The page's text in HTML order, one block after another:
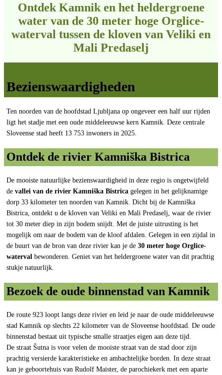
Ontdek Kamnik en het heldergroene
water van de 30 meter hoge Orglice-
waterval tussen de kloven van Veliki en
Mali Predaselj
Bezienswaardigheden
Ten noorden van de hoofdstad Ljubljana op ongeveer een half uur rijden
ligt het stadje met een oude middeleeuwse kern Kamnik. Deze centrale
Sloveense stad heeft 13 753 inwoners in 2025.
Ontdek de rivier Kamniška Bistrica
De mooiste natuurlijke bezienswaardigheid in deze regio is ongetwijfeld
de vallei van de rivier Kamniška Bistrica gelegen in het gelijknamige
dorp 33 kilometer ten noorden van Kamnik. Dicht bij de Kamniška
Bistrica, ontdekt u de kloven van Veliki en Mali Predaselj, waar de rivier
tot 30 meter diep in zijn bodem snijdt. Met de juiste uitrusting is het
mogelijk om naar de bodem van de kloof afdalen. Gelegen in een zijdal in
de buurt van de bron van deze rivier kan je de 30 meter hoge Orglice-
waterval bewonderen. Geniet van het heldergroene water van dit prachtig
stukje natuurlijk.
Bezoek de oude binnenstad van Kamnik
De route 923 loopt langs deze rivier en leid je naar de oude middeleeuwse
stad Kamnik op slechts 22 kilometer van de Sloveense hoofdstad. De oude
binnenstad bestaat uit typische smalle straatjes eigen aan deze tijd.
De straat Šutna is voor velen de mooiste straat van de stad door zijn
prachtig versierde karakteristieke en ambachtelijke borden. In deze straat
kan je geboortehuis van Rudolf Maister, de parochiekerk met een aparte